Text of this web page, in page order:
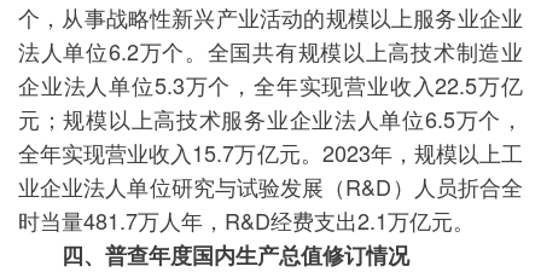
个，从事战略性新兴产业活动的规模以上服务业企业
法人单位6.2万个。全国共有规模以上高技术制造业
企业法人单位5.3万个，全年实现营业收入22.5万亿
元；规模以上高技术服务业企业法人单位6.5万个，
全年实现营业收入15.7万亿元。2023年，规模以上工
业企业法人单位研究与试验发展（R&D）人员折合全
时当量481.7万人年，R&D经费支出2.1万亿元。
四、普查年度国内生产总值修订情况